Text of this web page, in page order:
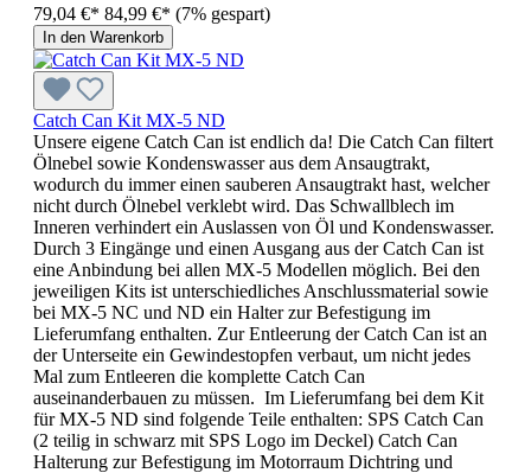
79,04 €* 84,99 €* (7% gespart)
In den Warenkorb
Catch Can Kit MX-5 ND
Unsere eigene Catch Can ist endlich da! Die Catch Can filtert
Ölnebel sowie Kondenswasser aus dem Ansaugtrakt,
wodurch du immer einen sauberen Ansaugtrakt hast, welcher
nicht durch Ölnebel verklebt wird. Das Schwallblech im
Inneren verhindert ein Auslassen von Öl und Kondenswasser.
Durch 3 Eingänge und einen Ausgang aus der Catch Can ist
eine Anbindung bei allen MX-5 Modellen möglich. Bei den
jeweiligen Kits ist unterschiedliches Anschlussmaterial sowie
bei MX-5 NC und ND ein Halter zur Befestigung im
Lieferumfang enthalten. Zur Entleerung der Catch Can ist an
der Unterseite ein Gewindestopfen verbaut, um nicht jedes
Mal zum Entleeren die komplette Catch Can
auseinanderbauen zu müssen. Im Lieferumfang bei dem Kit
für MX-5 ND sind folgende Teile enthalten: SPS Catch Can
(2 teilig in schwarz mit SPS Logo im Deckel) Catch Can
Halterung zur Befestigung im Motorraum Dichtring und